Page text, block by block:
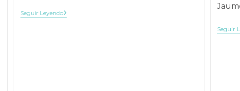
Seguir LeyendoVacaciones
Y
Seguir